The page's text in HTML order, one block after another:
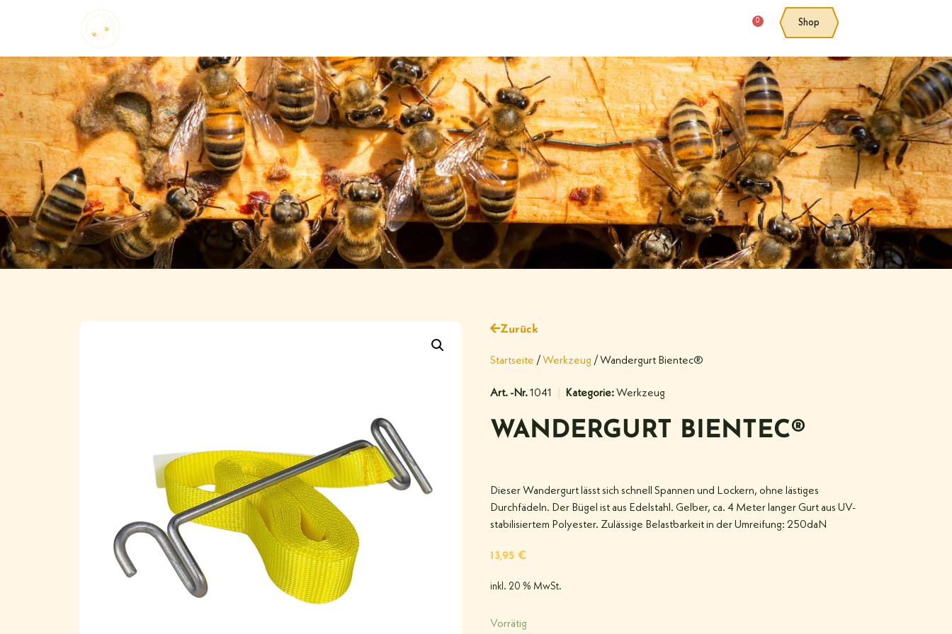
0 Shop
Zurück
Startseite / Werkzeug / Wandergurt Bientec®
Art. -Nr.1041 Kategorie: Werkzeug
WANDERGURT BIENTEC®
Dieser Wandergurt lässt sich schnell Spannen und Lockern, ohne lästiges
Durchfädeln. Der Bügel ist aus Edelstahl. Gelber, ca. 4 Meter langer Gurt aus UV-
stabilisiertem Polyester. Zulässige Belastbarkeit in der Umreifung: 250daN
13,95 €
inkl. 20 % MwSt.
Vorrätig